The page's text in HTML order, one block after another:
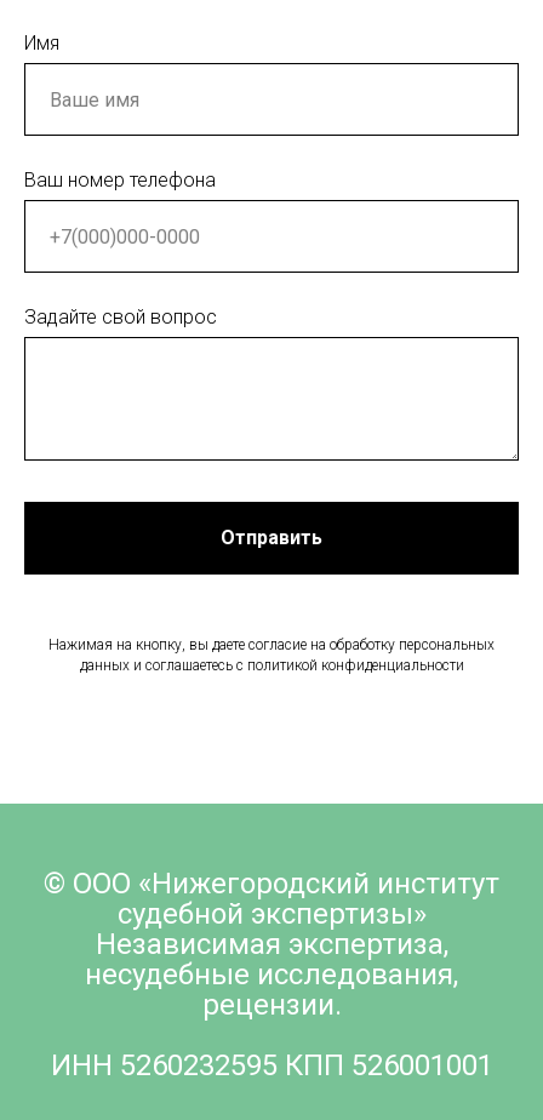
Имя
Ваш номер телефона
Задайте свой вопрос
Отправить
Нажимая на кнопку, вы даете согласие на обработку персональных
данных и соглашаетесь c политикой конфиденциальности
© ООО «Нижегородский институт
судебной экспертизы»
Независимая экспертиза,
несудебные исследования,
рецензии.
ИНН 5260232595 КПП 526001001